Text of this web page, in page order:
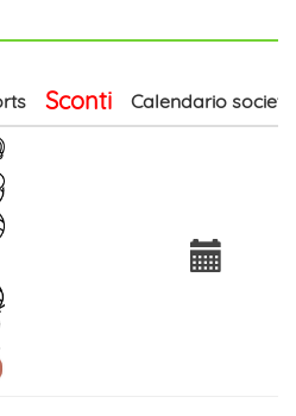
Sconti Calendario società